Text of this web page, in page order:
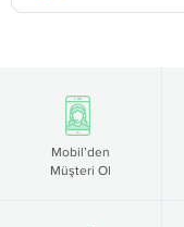
Mobil’den
Müşteri Ol